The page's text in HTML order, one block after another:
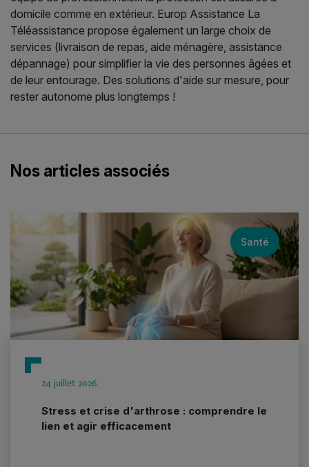
domicile comme en extérieur. Europ Assistance La
Téléassistance propose également un large choix de
services (livraison de repas, aide ménagère, assistance
dépannage) pour simplifier la vie des personnes âgées et
de leur entourage. Des solutions d'aide sur mesure, pour
rester autonome plus longtemps !
Nos articles associés
Santé
24 juillet 2026
Stress et crise d'arthrose : comprendre le
lien et agir efficacement